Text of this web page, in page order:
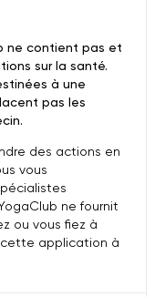
ne contient pas et
sur la santé.
à une
pas les
des actions en
vous
ne fournit
ou vous fiez à
application à